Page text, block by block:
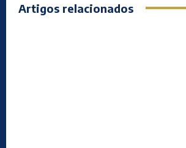
Artigos relacionados